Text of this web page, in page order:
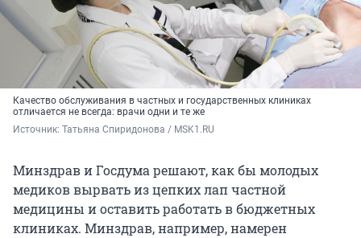
Качество обслуживания в частных и государственных клиниках
отличается не всегда: врачи одни и те же
Источник: Татьяна Спиридонова / MSK1.RU
Минздрав и Госдума решают, как бы молодых
медиков вырвать из цепких лап частной
медицины и оставить работать в бюджетных
клиниках. Минздрав, например, намерен